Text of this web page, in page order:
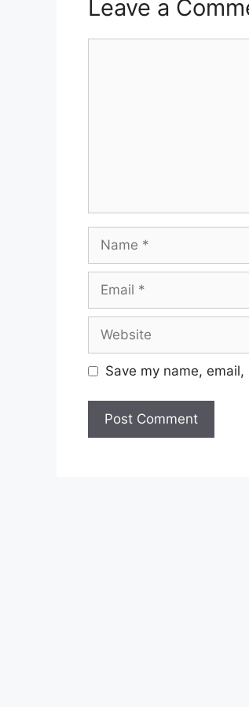
Leave a
Save my name,